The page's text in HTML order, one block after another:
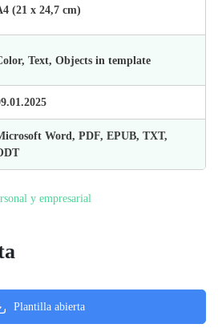
(21 х 24,7 cm)
Text, Objects in template
Word, PDF, EPUB, TXT,
y empresarial
Plantilla abierta